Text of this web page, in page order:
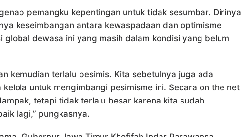
pemangku kepentingan untuk tidak sesumbar. Dirinya
keseimbangan antara kewaspadaan dan optimisme
global dewasa ini yang masih dalam kondisi yang belum
kemudian terlalu pesimis. Kita sebetulnya juga ada
untuk mengimbangi pesimisme ini. Secara on the net
tetapi tidak terlalu besar karena kita sudah
lagi,” pungkasnya.